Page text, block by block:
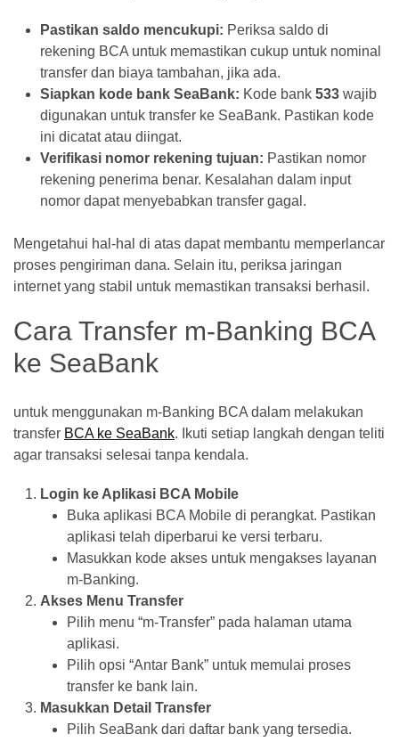
Pastikan saldo mencukupi: Periksa saldo di
rekening BCA untuk memastikan cukup untuk nominal
transfer dan biaya tambahan, jika ada.
Siapkan kode bank SeaBank: Kode bank 533 wajib
digunakan untuk transfer ke SeaBank. Pastikan kode
ini dicatat atau diingat.
Verifikasi nomor rekening tujuan: Pastikan nomor
rekening penerima benar. Kesalahan dalam input
nomor dapat menyebabkan transfer gagal.
Mengetahui hal-hal di atas dapat membantu memperlancar
proses pengiriman dana. Selain itu, periksa jaringan
internet yang stabil untuk memastikan transaksi berhasil.
Cara Transfer m-Banking BCA
ke SeaBank
untuk menggunakan m-Banking BCA dalam melakukan
transfer BCA ke SeaBank. Ikuti setiap langkah dengan teliti
agar transaksi selesai tanpa kendala.
Login ke Aplikasi BCA Mobile
Buka aplikasi BCA Mobile di perangkat. Pastikan
aplikasi telah diperbarui ke versi terbaru.
Masukkan kode akses untuk mengakses layanan
m-Banking.
Akses Menu Transfer
Pilih menu “m-Transfer” pada halaman utama
aplikasi.
Pilih opsi “Antar Bank” untuk memulai proses
transfer ke bank lain.
Masukkan Detail Transfer
Pilih SeaBank dari daftar bank yang tersedia.